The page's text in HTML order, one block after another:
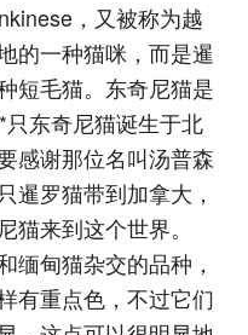
，又被称为越
的一种猫咪，而是暹
短毛猫。东奇尼猫是
东奇尼猫诞生于北
感谢那位名叫汤普森
暹罗猫带到加拿大，
猫来到这个世界。
缅甸猫杂交的品种，
有重点色，不过它们